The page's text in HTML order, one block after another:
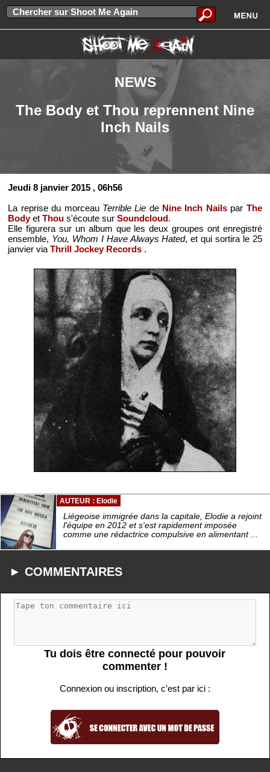
NEWS
The Body et Thou reprennent Nine
Inch Nails
Jeudi 8 janvier 2015 , 06h56
La reprise du morceau Terrible Lie de Nine Inch Nailspar The
BodyetThou s'écoute surSoundcloud.
Elle figurera sur un album que les deux groupes ont enregistré
ensemble, You, Whom I Have Always Hated, et qui sortira le 25
janvier viaThrill Jockey Records .
AUTEUR : Elodie
Liégeoise immigrée dans la capitale, Elodie a rejoint
l'équipe en 2012 et s'est rapidement imposée
comme une rédactrice compulsive en alimentant ...
► COMMENTAIRES
Tu dois être connecté pour pouvoir
commenter !
Connexion ou inscription, c'est par ici :